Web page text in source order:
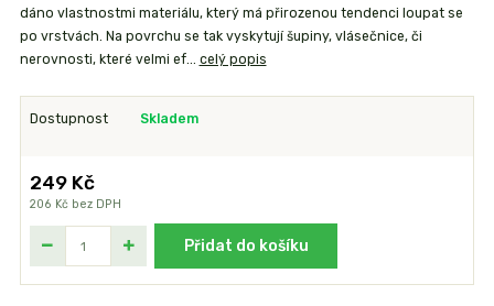
dáno vlastnostmi materiálu, který má přirozenou tendenci loupat se
po vrstvách. Na povrchu se tak vyskytují šupiny, vlásečnice, či
nerovnosti, které velmi ef... celý popis
Dostupnost Skladem
249 Kč
206 Kč bez DPH
Přidat do košíku